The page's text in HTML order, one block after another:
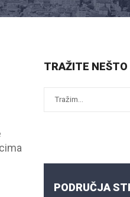
TRAŽITE NEŠTO
PODRUČJA